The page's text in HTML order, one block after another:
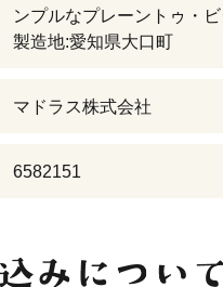
ンプルなプレーントゥ・
製造地:愛知県大口町
マドラス株式会社
6582151